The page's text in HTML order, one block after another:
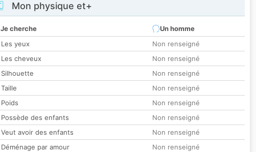
Mon physique et+
Je cherche
Un homme
Les yeux
Non renseigné
Les cheveux
Non renseigné
Silhouette
Non renseigné
Taille
Non renseigné
Poids
Non renseigné
Possède des enfants
Non renseigné
Veut avoir des enfants
Non renseigné
Déménage par amour
Non renseigné